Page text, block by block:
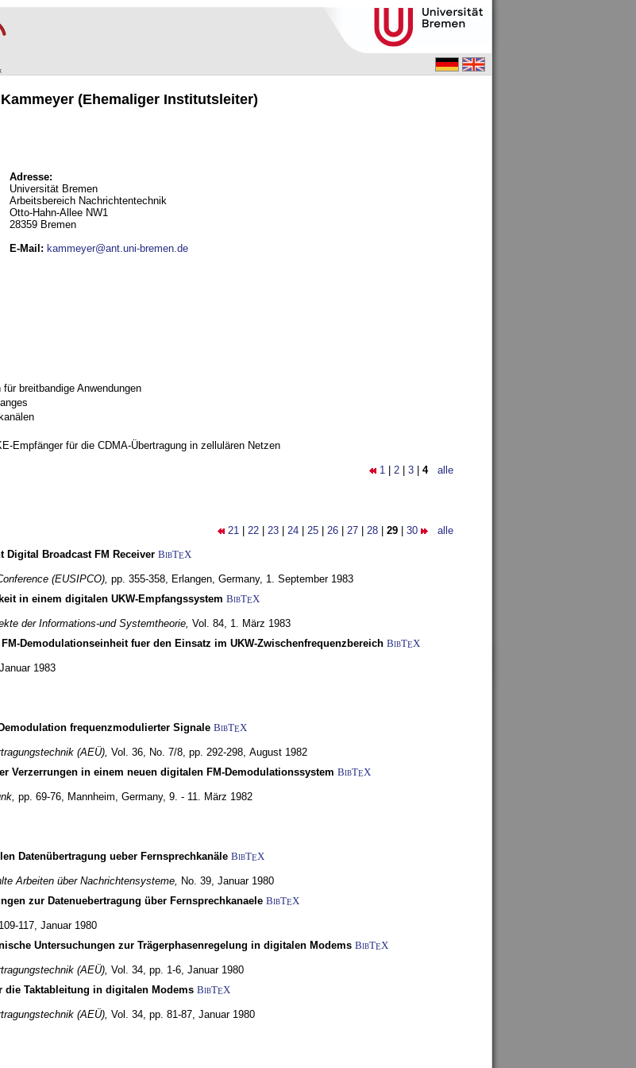
(Ehemaliger Institutsleiter)
Adresse:
Universität Bremen
Arbeitsbereich Nachrichtentechnik
Otto-Hahn-Allee NW1
28359 Bremen
E-Mail : kammeyer@ant.uni-bremen.de
breitbandige Anwendungen
Empfänger für die CDMA-Übertragung in zellulären Netzen
1 2 3 4 alle
21 22 23 24 25 26 27 28 29 30 alle
Digital Broadcast FM Receiver BibTEX
(EUSIPCO), pp. 355-358, Erlangen, Germany, 1. September 1983
in einem digitalen UKW-Empfangssystem BibTEX
der Informations-und Systemtheorie, Vol. 84, 1. März 1983
Demodulationseinheit fuer den Einsatz im UKW-Zwischenfrequenzbereich BibTEX
Januar 1983
frequenzmodulierter Signale BibTEX
(AEÜ), Vol. 36, No. 7/8, pp. 292-298, August 1982
Verzerrungen in einem neuen digitalen FM-Demodulationssystem BibTEX
pp. 69-76, Mannheim, Germany, 9. - 11. März 1982
Datenübertragung ueber Fernsprechkanäle BibTEX
Arbeiten über Nachrichtensysteme, No. 39, Januar 1980
zur Datenuebertragung über Fernsprechkanaele BibTEX
117, Januar 1980
Untersuchungen zur Trägerphasenregelung in digitalen Modems BibTEX
(AEÜ), Vol. 34, pp. 1-6, Januar 1980
die Taktableitung in digitalen Modems BibTEX
(AEÜ), Vol. 34, pp. 81-87, Januar 1980